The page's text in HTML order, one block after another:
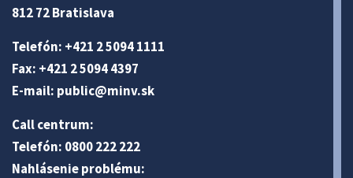
812 72 Bratislava
Telefón: +421 2 5094 1111
Fax: +421 2 5094 4397
E-mail: public@minv.sk
Call centrum:
Telefón: 0800 222 222
Nahlásenie problému: